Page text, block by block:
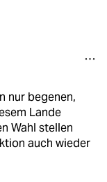
nur begenen,
Lande
Wahl stellen
auch wieder